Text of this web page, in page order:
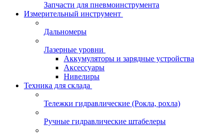
Запчасти для пневмоинструмента
Измерительный инструмент
Дальномеры
Лазерные уровни
Аккумуляторы и зарядные устройства
Аксессуары
Нивелиры
Техника для склада
Тележки гидравлические (Рокла, рохла)
Ручные гидравлические штабелеры